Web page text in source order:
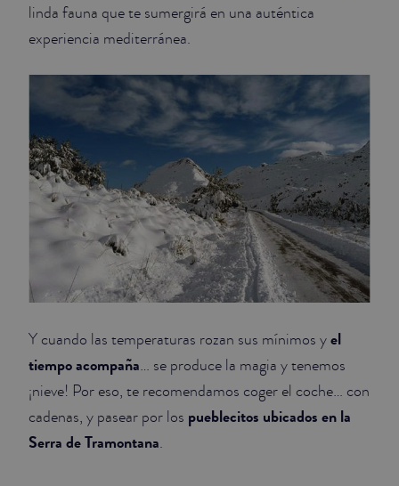
linda fauna que te sumergirá en una auténtica
experiencia mediterránea.
Y cuando las temperaturas rozan sus mínimos yel
tiempo acompaña… se produce la magia y tenemos
¡nieve! Por eso, te recomendamos coger el coche… con
cadenas, y pasear por los pueblecitos ubicados en la
Serra de Tramontana.